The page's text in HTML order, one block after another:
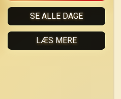
SE ALLE DAGE
LÆS MERE